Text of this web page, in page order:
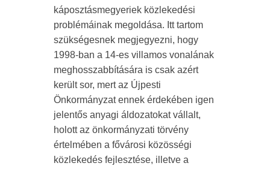
káposztásmegyeriek közlekedési
problémáinak megoldása. Itt tartom
szükségesnek megjegyezni, hogy
1998-ban a 14-es villamos vonalának
meghosszabbítására is csak azért
került sor, mert az Újpesti
Önkormányzat ennek érdekében igen
jelentős anyagi áldozatokat vállalt,
holott az önkormányzati törvény
értelmében a fővárosi közösségi
közlekedés fejlesztése, illetve a